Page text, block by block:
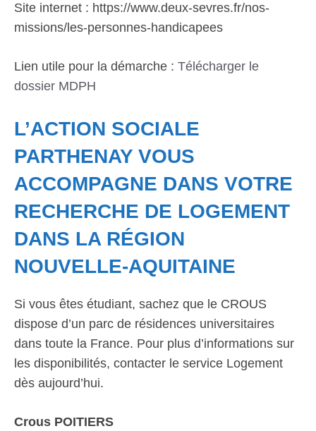
Site internet : https://www.deux-sevres.fr/nos-
missions/les-personnes-handicapees
Lien utile pour la démarche : Télécharger le
dossier MDPH
L’ACTION SOCIALE
PARTHENAY VOUS
ACCOMPAGNE DANS VOTRE
RECHERCHE DE LOGEMENT
DANS LA RÉGION
NOUVELLE-AQUITAINE
Si vous êtes étudiant, sachez que le CROUS
dispose d’un parc de résidences universitaires
dans toute la France. Pour plus d’informations sur
les disponibilités, contacter le service Logement
dès aujourd’hui.
Crous POITIERS